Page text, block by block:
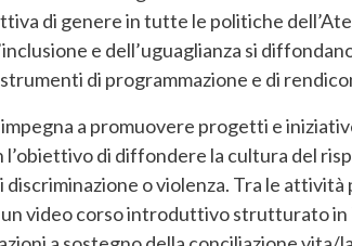
di genere in tutte le politiche
e dell’uguaglianza si
di programmazione e di
a promuovere progetti e
l’obiettivo di diffondere la cultura del
o violenza. Tra le
video corso introduttivo strutturato in